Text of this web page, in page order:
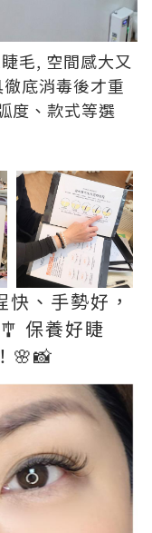
毛, 空間感大又
底消毒後才重
度、款式等選
、手勢好，
保養好睫
🌸📸